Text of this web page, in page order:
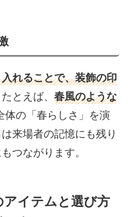
れることで、装飾の印
とえば、 春風のような
体の「春らしさ」を演
来場者の記憶にも残り
つながります。
イテムと選び方